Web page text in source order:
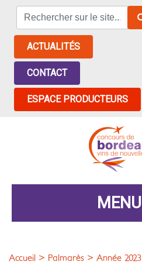
ACTUALITÉS
CONTACT
ESPACE PRODUCTEURS
MENU
Accueil > Palmarès > Année 2023